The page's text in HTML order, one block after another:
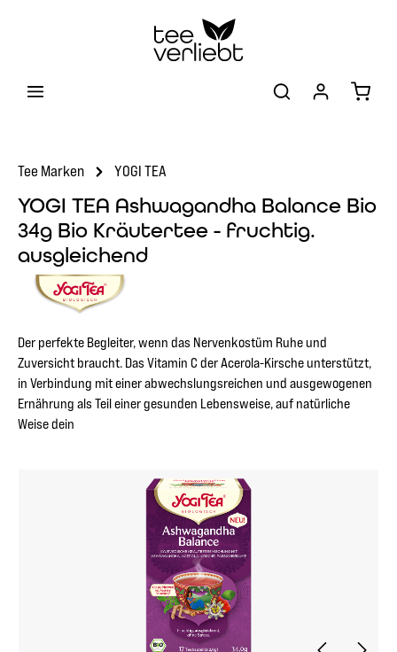
Tee Marken YOGI TEA
YOGI TEA Ashwagandha Balance Bio
34g Bio Kräutertee - fruchtig.
ausgleichend
Der perfekte Begleiter, wenn das Nervenkostüm Ruhe und
Zuversicht braucht. Das Vitamin C der Acerola-Kirsche unterstützt,
in Verbindung mit einer abwechslungsreichen und ausgewogenen
Ernährung als Teil einer gesunden Lebensweise, auf natürliche
Weise dein
Bildergalerie überspringen